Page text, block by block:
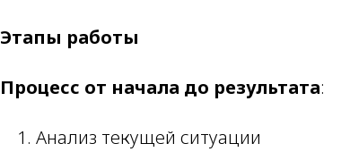
Этапы работы
Процесс от начала до результата:
Анализ текущей ситуации